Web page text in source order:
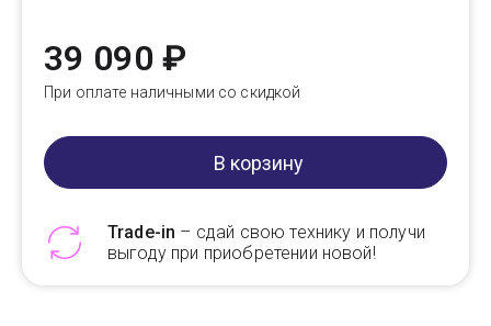
39 090 ₽
При оплате наличными со скидкой
В корзину
Trade-in – сдай свою технику и получи
выгоду при приобретении новой!